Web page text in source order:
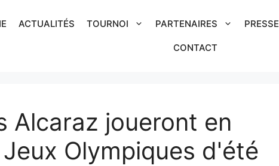
ACTUALITÉS TOURNOI PARTENAIRES PRESSE
CONTACT
Alcaraz joueront en
Olympiques d'été